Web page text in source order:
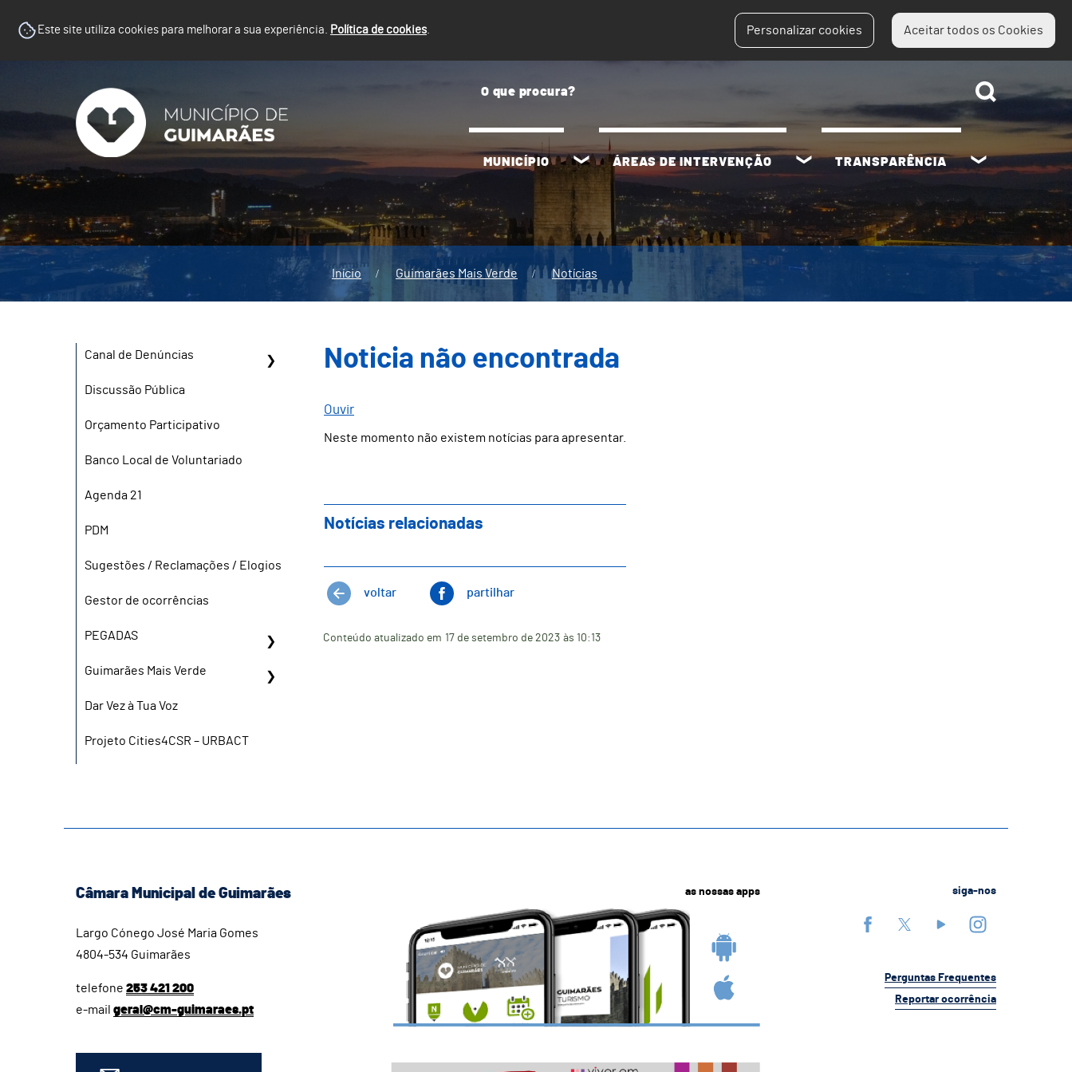
Este site utiliza cookies para melhorar a sua experiência. Política de cookies. Personalizar cookies Aceitar todos os Cookies
MUNICÍPIO ÁREAS DE INTERVENÇÃO TRANSPARÊNCIA
Início Guimarães Mais Verde Notícias
Canal de Denúncias
Discussão Pública
Orçamento Participativo
Banco Local de Voluntariado
Agenda 21
PDM
Sugestões / Reclamações / Elogios
Gestor de ocorrências
PEGADAS
Guimarães Mais Verde
Dar Vez à Tua Voz
Projeto Cities4CSR – URBACT
Noticia não encontrada
Ouvir
Neste momento não existem notícias para apresentar.
Notícias relacionadas
voltar partilhar
Conteúdo atualizado em 17 de setembro de 2023 às 10:13
Câmara Municipal de Guimarães
Largo Cónego José Maria Gomes
4804-534 Guimarães
telefone 253 421 200
e-mail geral@cm-guimaraes.pt
as nossas apps siga-nos
Perguntas Frequentes
Reportar ocorrência